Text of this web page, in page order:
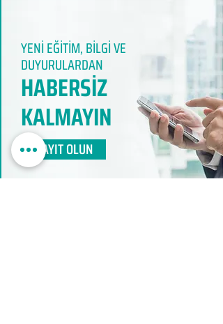
YENİ EĞİTİM, BİLGİ VE
DUYURULARDAN
HABERSİZ
KALMAYIN​
KAYIT OLUN